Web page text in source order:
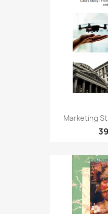
Marketing